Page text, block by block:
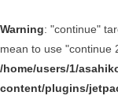
Warning: "continue"
mean to use "continue
/home/users/1/
content/plugins/